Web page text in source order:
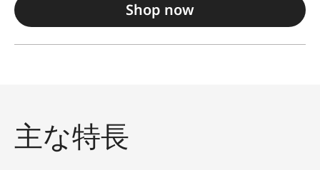
Shop now
主な特長